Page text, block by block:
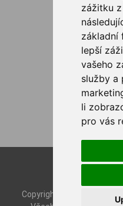
zážitku
základní
lepší
vašeho
služby a
li
pro vás
Copyright © 2026